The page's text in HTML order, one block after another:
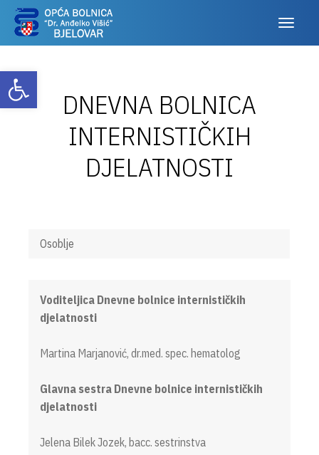
Otvori alatnu traku
DNEVNA BOLNICA
INTERNISTIČKIH
DJELATNOSTI
Osoblje
Voditeljica Dnevne bolnice internističkih
djelatnosti
Martina Marjanović, dr.med. spec. hematolog
Glavna sestra Dnevne bolnice internističkih
djelatnosti
Jelena Bilek Jozek, bacc. sestrinstva